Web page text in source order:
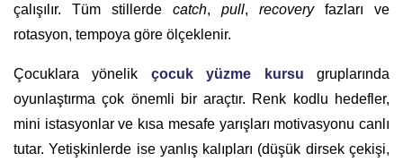
çalışılır. Tüm stillerde catch, pull, recoveryfazları ve
rotasyon, tempoya göre ölçeklenir.
Çocuklara yönelik çocuk yüzme kursu gruplarında
oyunlaştırma çok önemli bir araçtır. Renk kodlu hedefler,
mini istasyonlar ve kısa mesafe yarışları motivasyonu canlı
tutar. Yetişkinlerde ise yanlış kalıpları (düşük dirsek çekişi,